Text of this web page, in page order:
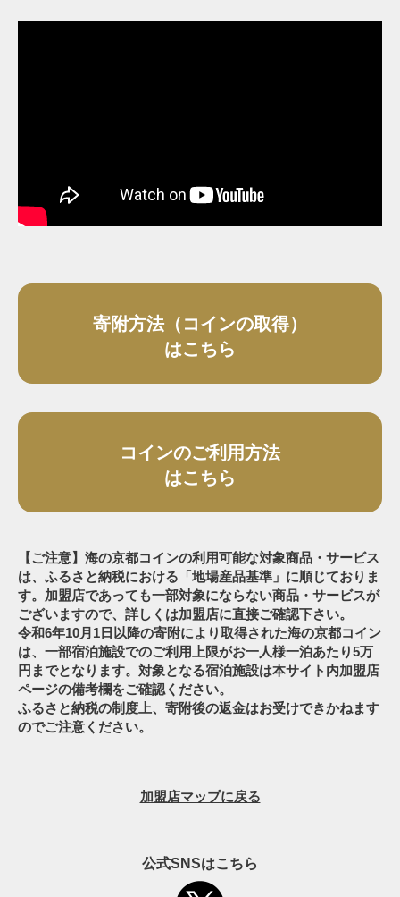
寄附方法（コインの取得）
はこちら
コインのご利用方法
はこちら
【ご注意】海の京都コインの利用可能な対象商品・サービス
は、ふるさと納税における「地場産品基準」に順じておりま
す。加盟店であっても一部対象にならない商品・サービスが
ございますので、詳しくは加盟店に直接ご確認下さい。
令和6年10月1日以降の寄附により取得された海の京都コイン
は、一部宿泊施設でのご利用上限がお一人様一泊あたり5万
円までとなります。対象となる宿泊施設は本サイト内加盟店
ページの備考欄をご確認ください。
ふるさと納税の制度上、寄附後の返金はお受けできかねます
のでご注意ください。
加盟店マップに戻る
公式SNSはこちら